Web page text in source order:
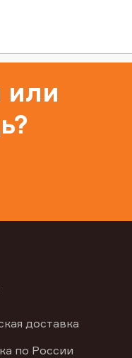
или
доставка
по России